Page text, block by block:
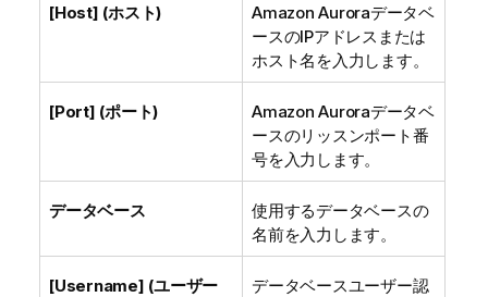
[Host] (ホスト)
Amazon Auroraデータベ
ースのIPアドレスまたは
ホスト名を入力します。
[Port] (ポート)
Amazon Auroraデータベ
ースのリッスンポート番
号を入力します。
データベース
使用するデータベースの
名前を入力します。
[Username] (ユーザー
データベースユーザー認